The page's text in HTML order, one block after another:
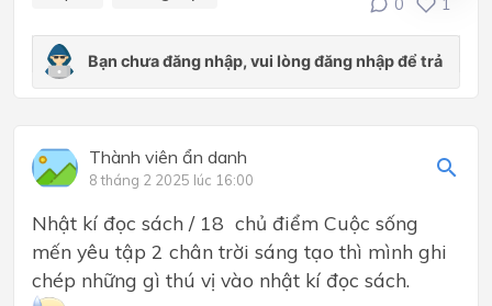
Thành viên ẩn danh
8 tháng 2 2025 lúc 16:00
Nhật kí đọc sách / 18 chủ điểm Cuộc sống
mến yêu tập 2 chân trời sáng tạo thì mình ghi
chép những gì thú vị vào nhật kí đọc sách.